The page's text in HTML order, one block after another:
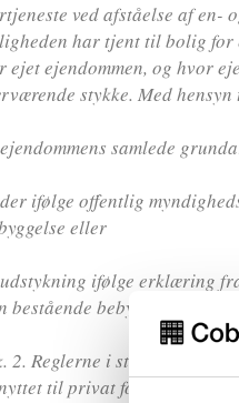
ved afståelse af en-
har tjent til bolig for
ejet ejendommen, og hvor
stykke. Med
samlede
ifølge offentlig
eller
ifølge erklæring
bestående bebyggelse.
2. Reglerne i stk. 1 gælder
til privat formål i en del